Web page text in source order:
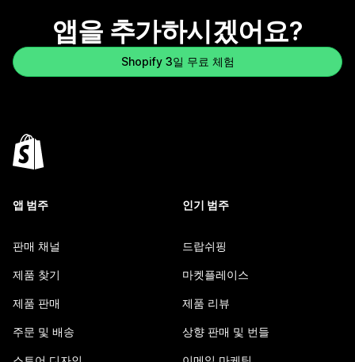
앱을 추가하시겠어요?
Shopify 3일 무료 체험
앱 범주
판매 채널
제품 찾기
제품 판매
주문 및 배송
인기 범주
드랍쉬핑
마켓플레이스
제품 리뷰
상향 판매 및 번들